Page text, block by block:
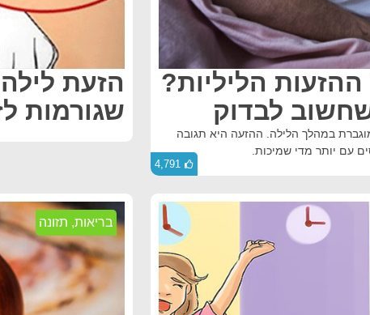
הליליות?
במהלך הלילה. ההזעה היא תגובה
עם יותר מדי שמיכות.
4,791
שגורמות
בריאות, תזונה